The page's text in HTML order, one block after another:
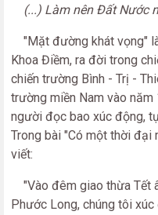
(...) Làm nên Đất Nước
"Mặt đường khát vọng"
Khoa Điềm, ra đời trong
chiến trường Bình - Trị -
trường miền Nam vào
người đọc bao xúc động,
Trong bài "Có một thời đại
viết:
"Vào đêm giao thừa Tết
Phước Long, chúng tôi